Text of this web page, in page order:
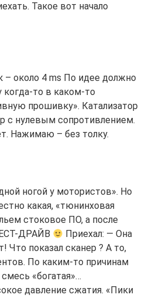
Такое вот начало
около 4 ms По идее должно
то в каком-то
прошивку». Катализатор
с нулевым сопротивлением.
Нажимаю – без толку.
ногой у мотористов». Но
какая, «тюнинховая
стоковое ПО, а после
ДРАЙВ
Приехал: — Она
Что показал сканер ? А то,
По каким-то причинам
«богатая»…
давление сжатия. «Пики